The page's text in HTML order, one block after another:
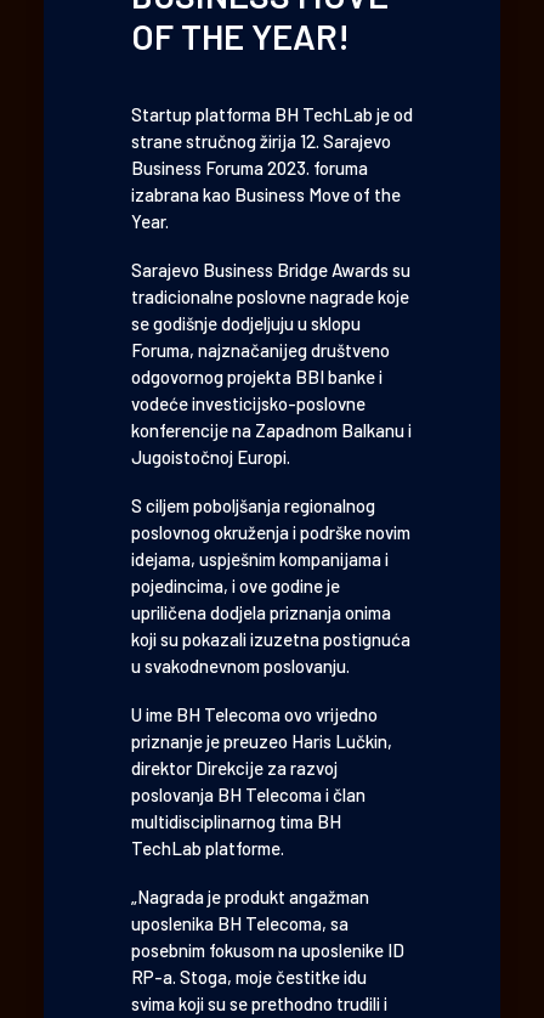
OF THE YEAR!
Startup platforma BH TechLab je od
strane stručnog žirija 12. Sarajevo
Business Foruma 2023. foruma
izabrana kao Business Move of the
Year.
Sarajevo Business Bridge Awards su
tradicionalne poslovne nagrade koje
se godišnje dodjeljuju u sklopu
Foruma, najznačanijeg društveno
odgovornog projekta BBI banke i
vodeće investicijsko-poslovne
konferencije na Zapadnom Balkanu i
Jugoistočnoj Europi.
S ciljem poboljšanja regionalnog
poslovnog okruženja i podrške novim
idejama, uspješnim kompanijama i
pojedincima, i ove godine je
upriličena dodjela priznanja onima
koji su pokazali izuzetna postignuća
u svakodnevnom poslovanju.
U ime BH Telecoma ovo vrijedno
priznanje je preuzeo Haris Lučkin,
direktor Direkcije za razvoj
poslovanja BH Telecoma i član
multidisciplinarnog tima BH
TechLab platforme.
„Nagrada je produkt angažman
uposlenika BH Telecoma, sa
posebnim fokusom na uposlenike ID
RP-a. Stoga, moje čestitke idu
svima koji su se prethodno trudili i